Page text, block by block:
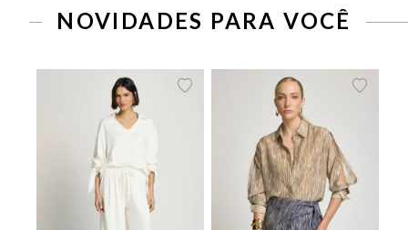
NOVIDADES PARA VOCÊ